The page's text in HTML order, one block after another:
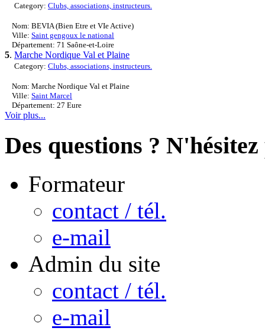
Category: Clubs, associations, instructeurs.
Nom: BEVIA (Bien Etre et VIe Active)
Ville: Saint gengoux le national
Département: 71 Saône-et-Loire
5. Marche Nordique Val et Plaine
Category: Clubs, associations, instructeurs.
Nom: Marche Nordique Val et Plaine
Ville: Saint Marcel
Département: 27 Eure
Voir plus...
Des questions ?
Formateur
contact / tél.
e-mail
Admin du site
contact / tél.
e-mail